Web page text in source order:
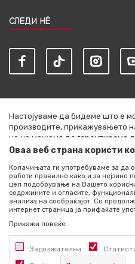
СЛЕДИ НЀ
Настојуваме да бидеме што е
производите, прикажувањето
но не можеме да гарантираме
комплетни и без грешки. Сите
секој момент.
проверите со повик на +389 76
©2026 literatura.mk,
задржани.
Оваа веб страна користи
Колачињата ги употребуваме за да
работи правилно како и за нејзино
цел подобрување на Вашето
содржините и огласите,
анализа на сообраќајот. Со
интернет страница ја прифаќате
Прикажи повеќе
Задолжителни